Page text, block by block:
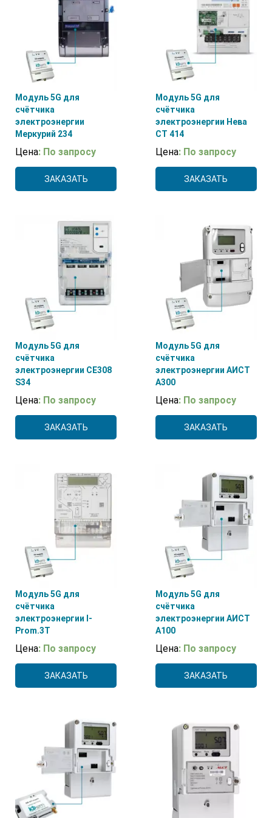
5(100)А
10(100)А
LoRaWAN
NB-IoT
Модуль 5G для
счётчика
электроэнергии
Меркурий 234
Цена: По запросу
ЗАКАЗАТЬ
Модуль 5G для
счётчика
электроэнергии Нева
СТ 414
Цена: По запросу
ЗАКАЗАТЬ
Модуль 5G для
счётчика
электроэнергии CE308
S34
Цена: По запросу
ЗАКАЗАТЬ
Модуль 5G для
счётчика
электроэнергии АИСТ
A300
Цена: По запросу
ЗАКАЗАТЬ
Модуль 5G для
счётчика
электроэнергии I-
Prom.3T
Цена: По запросу
ЗАКАЗАТЬ
Модуль 5G для
счётчика
электроэнергии АИСТ
А100
Цена: По запросу
ЗАКАЗАТЬ